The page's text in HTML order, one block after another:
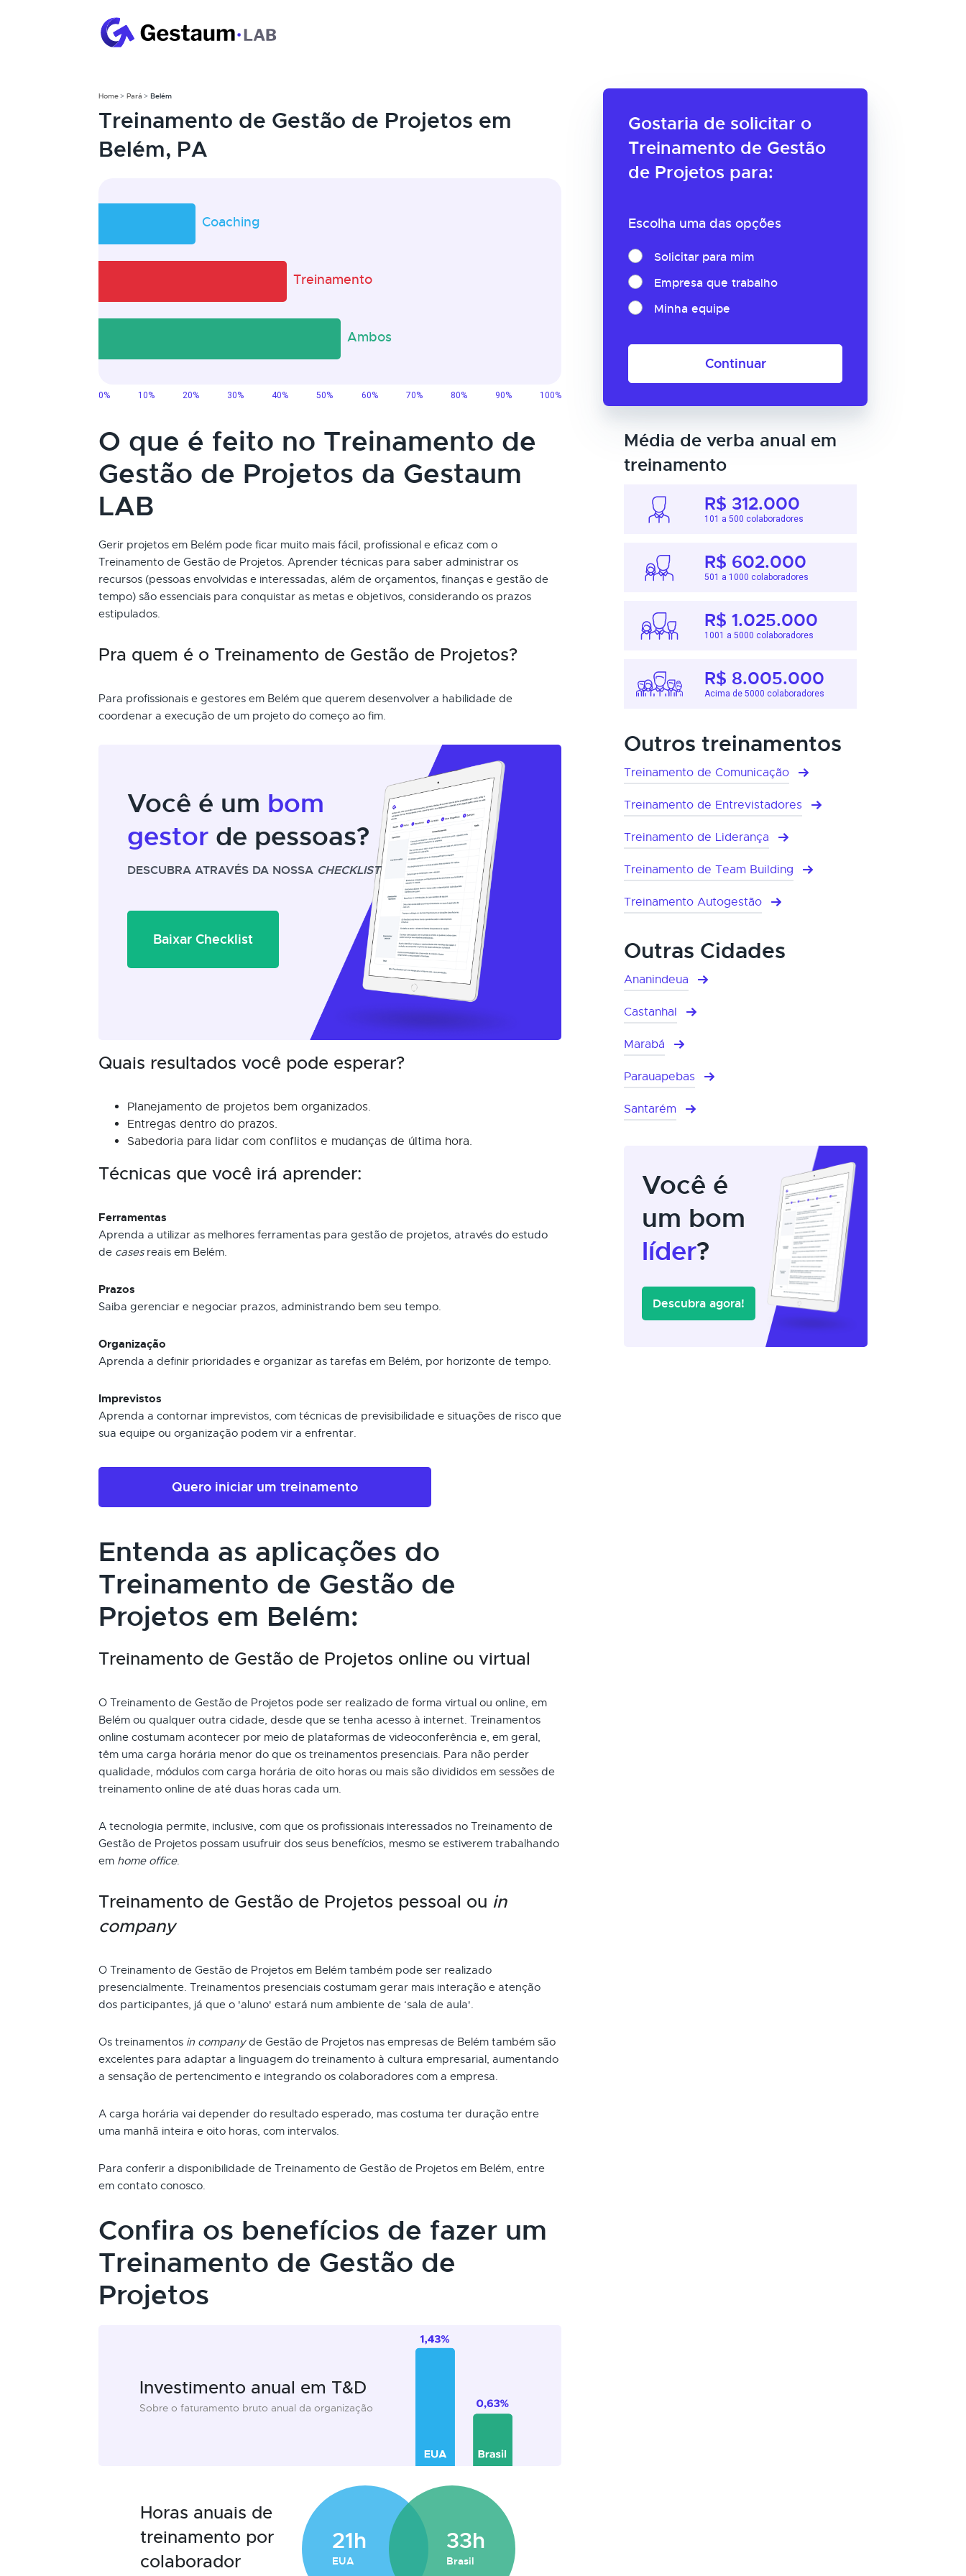
Gostaria de solicitar o
Treinamento de Gestão
de Projetos para:
Escolha uma das opções
Solicitar para mim
Empresa que trabalho
Minha equipe
Continuar
Home Pará Belém
Treinamento de Gestão de Projetos em
Belém, PA
O que é feito no Treinamento de
Gestão de Projetos da Gestaum
LAB
Gerir projetos em Belém pode ficar muito mais fácil, profissional e eficaz com o
Treinamento de Gestão de Projetos. Aprender técnicas para saber administrar os
recursos (pessoas envolvidas e interessadas, além de orçamentos, finanças e gestão de
tempo) são essenciais para conquistar as metas e objetivos, considerando os prazos
estipulados.
Pra quem é o Treinamento de Gestão de Projetos?
Para profissionais e gestores em Belém que querem desenvolver a habilidade de
coordenar a execução de um projeto do começo ao fim.
Você é um bom
gestor de pessoas?
DESCUBRA ATRAVÉS DA NOSSA CHECKLIST
Baixar Checklist
Quais resultados você pode esperar?
Planejamento de projetos bem organizados.
Entregas dentro do prazos.
Sabedoria para lidar com conflitos e mudanças de última hora.
Técnicas que você irá aprender:
Ferramentas
Aprenda a utilizar as melhores ferramentas para gestão de projetos, através do estudo
de casesreais em Belém.
Prazos
Saiba gerenciar e negociar prazos, administrando bem seu tempo.
Organização
Aprenda a definir prioridades e organizar as tarefas em Belém, por horizonte de tempo.
Imprevistos
Aprenda a contornar imprevistos, com técnicas de previsibilidade e situações de risco que
sua equipe ou organização podem vir a enfrentar.
Quero iniciar um treinamento
Entenda as aplicações do
Treinamento de Gestão de
Projetos em Belém:
Treinamento de Gestão de Projetos online ou virtual
O Treinamento de Gestão de Projetos pode ser realizado de forma virtual ou online, em
Belém ou qualquer outra cidade, desde que se tenha acesso à internet. Treinamentos
online costumam acontecer por meio de plataformas de videoconferência e, em geral,
têm uma carga horária menor do que os treinamentos presenciais. Para não perder
qualidade, módulos com carga horária de oito horas ou mais são divididos em sessões de
treinamento online de até duas horas cada um.
A tecnologia permite, inclusive, com que os profissionais interessados no Treinamento de
Gestão de Projetos possam usufruir dos seus benefícios, mesmo se estiverem trabalhando
em home office.
Treinamento de Gestão de Projetos pessoal ou in
company
O Treinamento de Gestão de Projetos em Belém também pode ser realizado
presencialmente. Treinamentos presenciais costumam gerar mais interação e atenção
dos participantes, já que o 'aluno' estará num ambiente de ‘sala de aula'.
Os treinamentos in companyde Gestão de Projetos nas empresas de Belém também são
excelentes para adaptar a linguagem do treinamento à cultura empresarial, aumentando
a sensação de pertencimento e integrando os colaboradores com a empresa.
A carga horária vai depender do resultado esperado, mas costuma ter duração entre
uma manhã inteira e oito horas, com intervalos.
Para conferir a disponibilidade de Treinamento de Gestão de Projetos em Belém, entre
em contato conosco.
Confira os benefícios de fazer um
Treinamento de Gestão de
Projetos
Investimento anual em T&D
Sobre o faturamento bruto anual da organização
Horas anuais de
treinamento por
colaborador
21h
EUA
33h
Brasil
Média de verba anual em
treinamento
R$ 312.000
101 a 500 colaboradores
R$ 602.000
501 a 1000 colaboradores
R$ 1.025.000
1001 a 5000 colaboradores
R$ 8.005.000
Acima de 5000 colaboradores
Outros treinamentos
Treinamento de Comunicação
Treinamento de Entrevistadores
Treinamento de Liderança
Treinamento de Team Building
Treinamento Autogestão
Outras Cidades
Ananindeua
Castanhal
Marabá
Parauapebas
Santarém
Você é
um bom
líder?
Descubra agora!